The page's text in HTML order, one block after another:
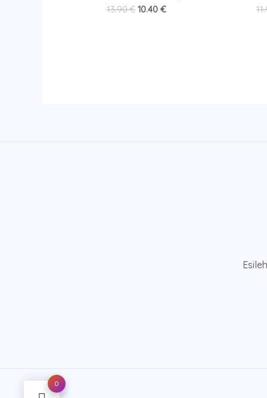
13.90€ 10.40 €
0